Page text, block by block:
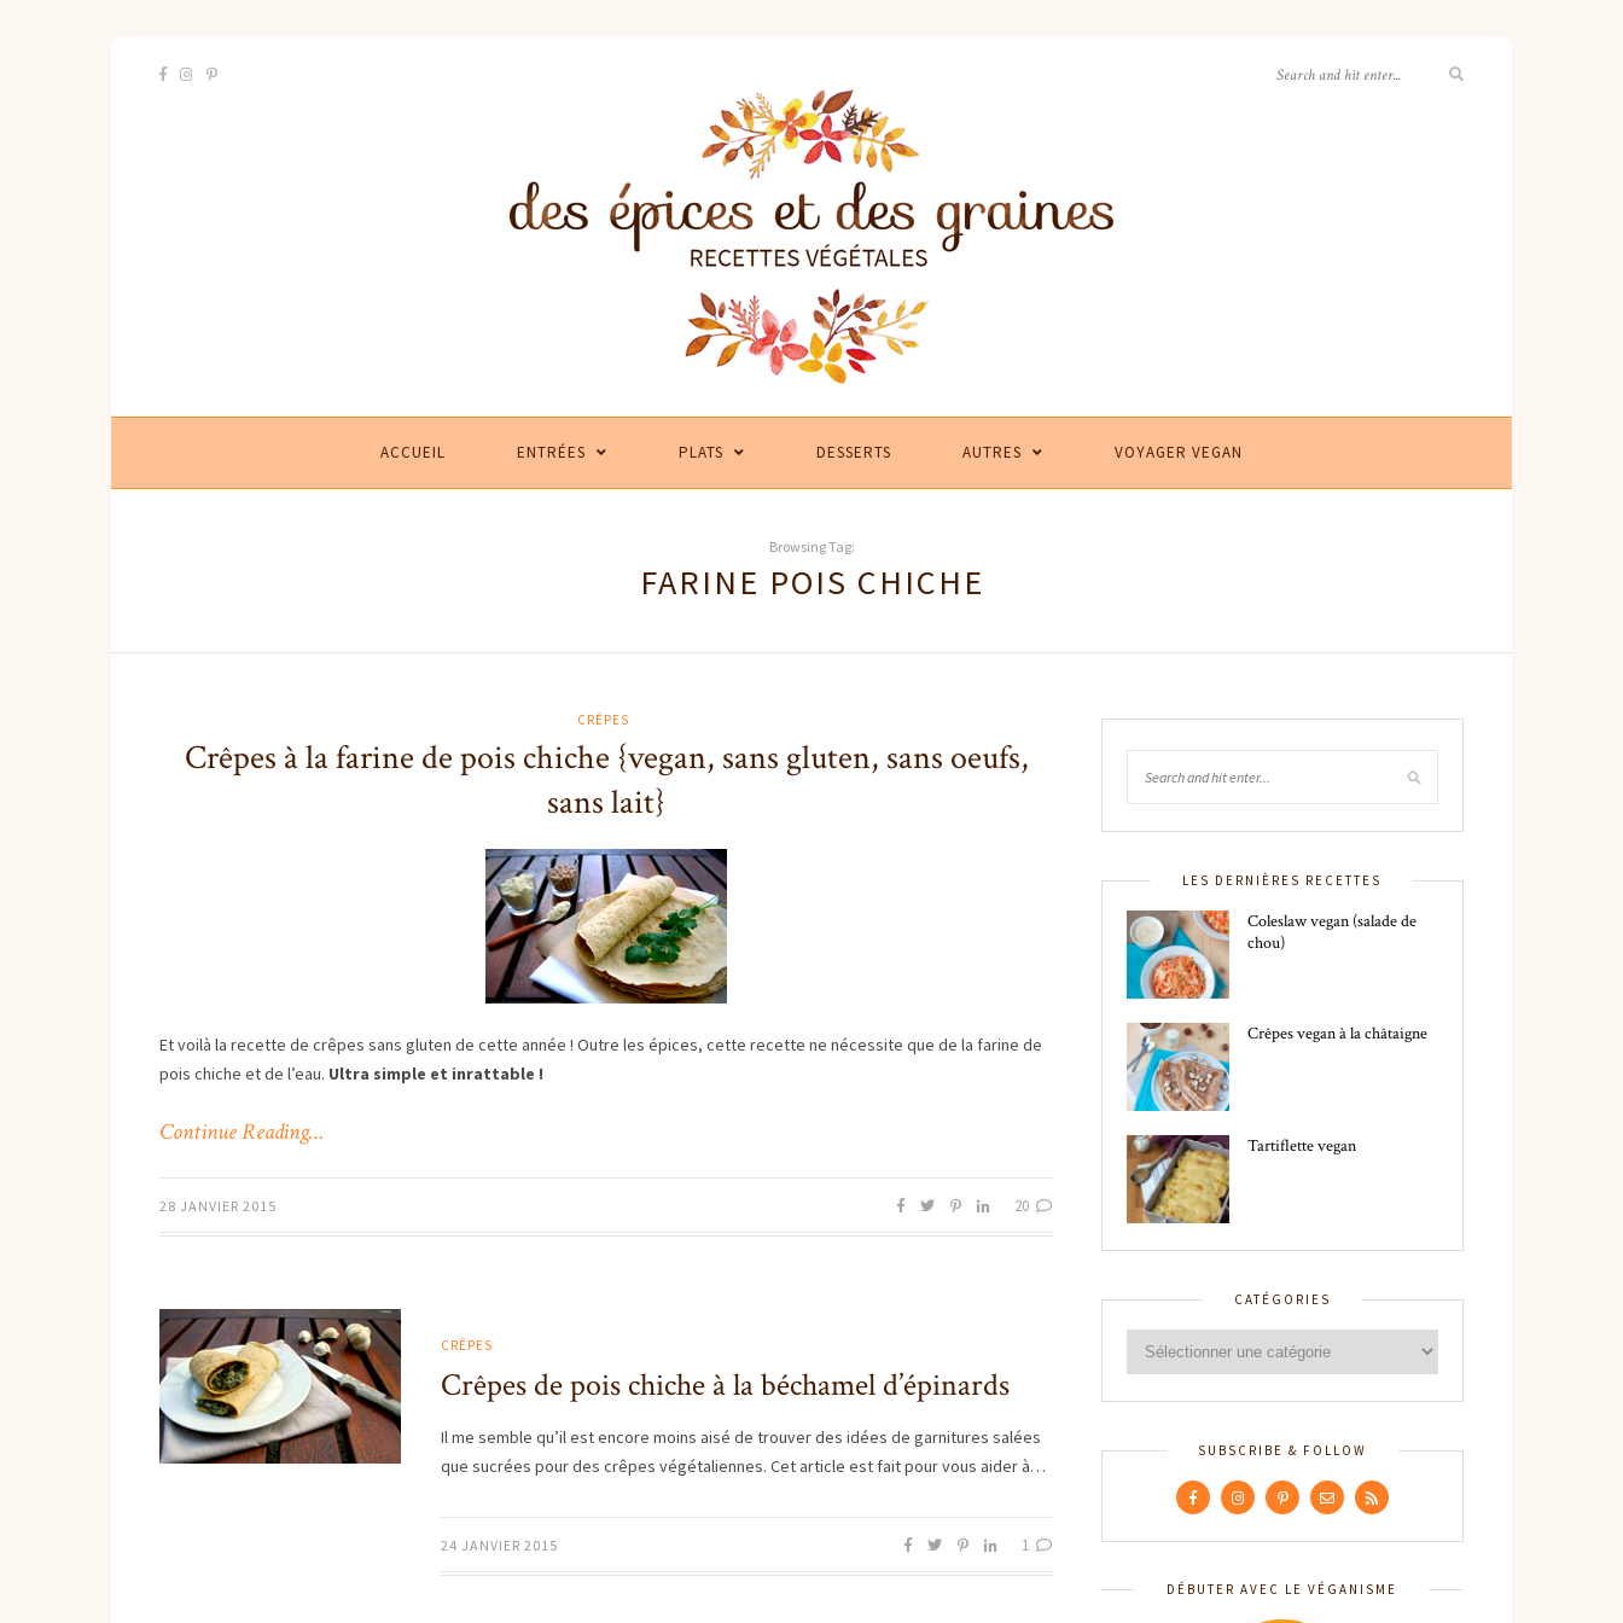
ACCUEIL ENTRÉES PLATS DESSERTS AUTRES VOYAGER VEGAN
Browsing Tag:
FARINE POIS CHICHE
CRÊPES
Crêpes à la farine de pois chiche {vegan, sans gluten, sans oeufs,
sans lait}
Et voilà la recette de crêpes sans gluten de cette année ! Outre les épices, cette recette ne nécessite que de la farine de
pois chiche et de l’eau. Ultra simple et inrattable !
Continue Reading…
28 JANVIER 2015 20
CRÊPES
Crêpes de pois chiche à la béchamel d’épinards
Il me semble qu’il est encore moins aisé de trouver des idées de garnitures salées
que sucrées pour des crêpes végétaliennes. Cet article est fait pour vous aider à…
24 JANVIER 2015 1
LES DERNIÈRES RECETTES
Coleslaw vegan (salade de
chou)
Crêpes vegan à la châtaigne
Tartiflette vegan
CATÉGORIES
SUBSCRIBE & FOLLOW
DÉBUTER AVEC LE VÉGANISME